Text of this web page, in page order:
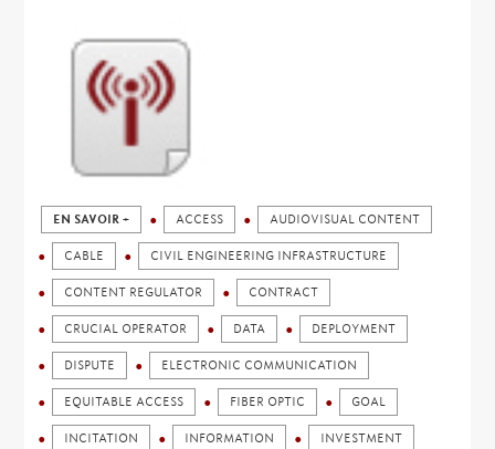
EN SAVOIR + ACCESS AUDIOVISUAL CONTENT
CABLE CIVIL ENGINEERING INFRASTRUCTURE
CONTENT REGULATOR CONTRACT
CRUCIAL OPERATOR DATA DEPLOYMENT
DISPUTE ELECTRONIC COMMUNICATION
EQUITABLE ACCESS FIBER OPTIC GOAL
INCITATION INFORMATION INVESTMENT